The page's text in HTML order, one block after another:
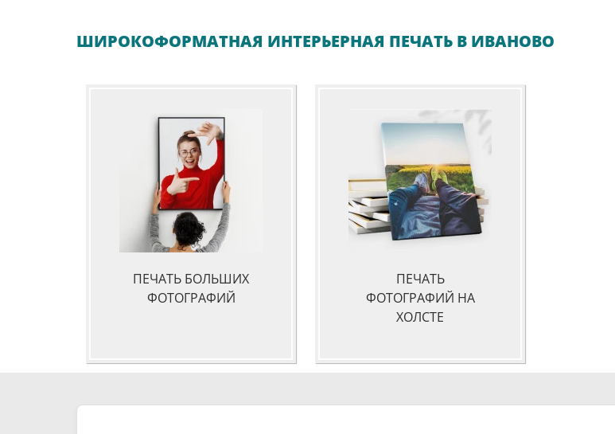
ШИРОКОФОРМАТНАЯ ИНТЕРЬЕРНАЯ ПЕЧАТЬ В ИВАНОВО
ПЕЧАТЬ БОЛЬШИХ
ФОТОГРАФИЙ
ПЕЧАТЬ
ФОТОГРАФИЙ НА
ХОЛСТЕ